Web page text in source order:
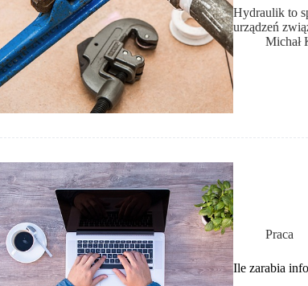
Hydraulik to
urządzeń
Michał
Praca
Ile zarabia